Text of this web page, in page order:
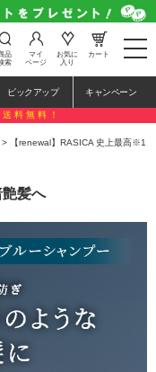
t
o
e
n
a
i
品
索
マイ
ページ
お気に
入り
カート
ピックアップ キャンペーン
送料無料！
> 【renewal】RASICA 史上最高※1
髪へ